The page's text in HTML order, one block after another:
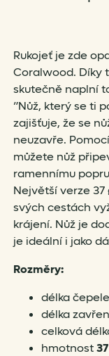
Rukojeť je zde
Coralwood. Díky
skutečně naplní
”Nůž, který se ti
zajišťuje, že se
neuzavře.
můžete nůž
ramennímu
Největší verze
svých cestách
krájení. Nůž je
je ideální i jako
Rozměry:
délka čepele
délka
celková
hmotnost